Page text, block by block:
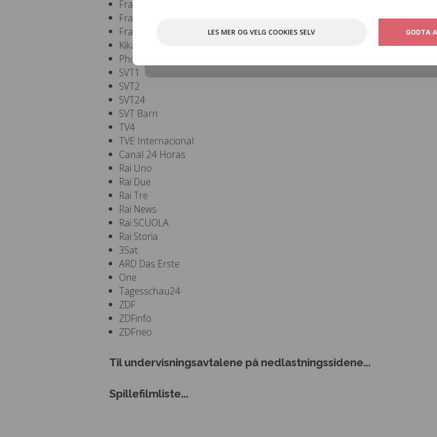
LES MER OG VELG COOKIES SELV GODTA
France 3
France 4
France 5
Kika
Phoenix
SVT1
SVT2
SVT24
SVT Barn
TV4
TVE Internacional
Canal 24 Horas
Rai Uno
Rai Due
Rai Tre
Rai News
Rai SCUOLA
Rai Storia
3Sat
ARD Das Erste
One
Tagesschau24
ZDF
ZDFinfo
ZDFneo
Til undervisningsavtalene på nedlastningssidene...
Spillefilmliste...